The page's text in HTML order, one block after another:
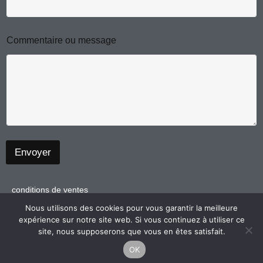
m
N
m
Commentaire ou message
Envoyer
conditions de ventes
politique de confidentialité
mentions légales
Nous utilisons des cookies pour vous garantir la meilleure
expérience sur notre site web. Si vous continuez à utiliser ce
site, nous supposerons que vous en êtes satisfait.
OK